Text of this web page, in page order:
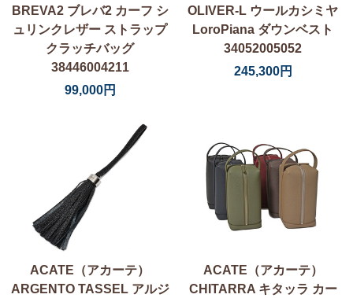
BREVA2 ブレバ2 カーフ シ
ュリンクレザー ストラップ
クラッチバッグ
38446004211
99,000円
OLIVER-L ウールカシミヤ
LoroPiana ダウンベスト
34052005052
245,300円
ACATE（アカーテ）
ARGENTO TASSEL アルジ
ACATE（アカーテ）
CHITARRA キタッラ カー